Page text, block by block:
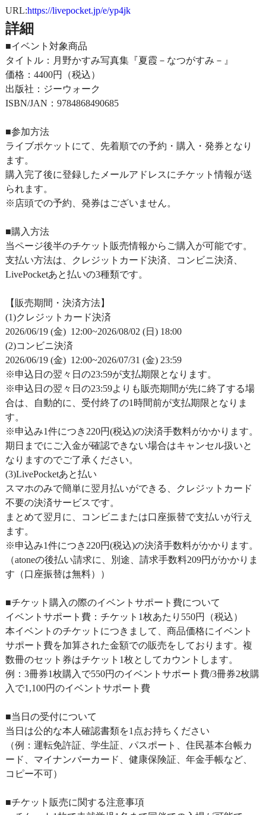
URL:https://livepocket.jp/e/yp4jk
詳細
■イベント対象商品
タイトル：月野かすみ写真集『夏霞－なつがすみ－』
価格：4400円（税込）
出版社：ジーウォーク
ISBN/JAN：9784868490685
■参加方法
ライブポケットにて、先着順での予約・購入・発券となり
ます。
購入完了後に登録したメールアドレスにチケット情報が送
られます。
※店頭での予約、発券はございません。
■購入方法
当ページ後半のチケット販売情報からご購入が可能です。
支払い方法は、クレジットカード決済、コンビニ決済、
LivePocketあと払いの3種類です。
【販売期間・決済方法】
(1)クレジットカード決済
2026/06/19 (金) 12:00~2026/08/02 (日) 18:00
(2)コンビニ決済
2026/06/19 (金) 12:00~2026/07/31 (金) 23:59
※申込日の翌々日の23:59が支払期限となります。
※申込日の翌々日の23:59よりも販売期間が先に終了する場
合は、自動的に、受付終了の1時間前が支払期限となりま
す。
※申込み1件につき220円(税込)の決済手数料がかかります。
期日までにご入金が確認できない場合はキャンセル扱いと
なりますのでご了承ください。
(3)LivePocketあと払い
スマホのみで簡単に翌月払いができる、クレジットカード
不要の決済サービスです。
まとめて翌月に、コンビニまたは口座振替で支払いが行え
ます。
※申込み1件につき220円(税込)の決済手数料がかかります。
（atoneの後払い請求に、別途、請求手数料209円がかかりま
す（口座振替は無料））
■チケット購入の際のイベントサポート費について
イベントサポート費：チケット1枚あたり550円（税込）
本イベントのチケットにつきまして、商品価格にイベント
サポート費を加算された金額での販売をしております。複
数冊のセット券はチケット1枚としてカウントします。
例：3冊券1枚購入で550円のイベントサポート費/3冊券2枚購
入で1,100円のイベントサポート費
■当日の受付について
当日は公的な本人確認書類を1点お持ちください
（例：運転免許証、学生証、パスポート、住民基本台帳カ
ード、マイナンバーカード、健康保険証、年金手帳など、
コピー不可）
■チケット販売に関する注意事項